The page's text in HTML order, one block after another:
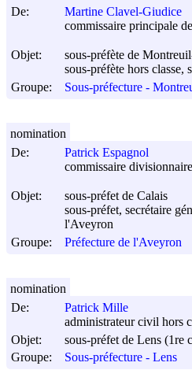
De:
Martine Clavel-Giudice
commissaire principale
Objet:
sous-préfète de
sous-préfète hors classe,
Groupe:
Sous-préfecture -
De:
Patrick Espagnol
commissaire
Objet:
sous-préfet de Calais
sous-préfet, secrétaire
l'Aveyron
Groupe:
Préfecture de l'Aveyron
nomination
De:
Patrick Mille
administrateur civil hors
Objet:
sous-préfet de Lens (1re
Groupe:
Sous-préfecture - Lens
nomination